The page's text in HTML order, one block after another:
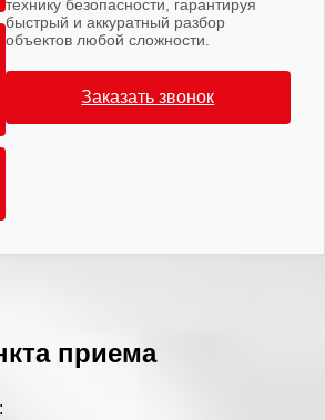
технику безопасности, гарантируя
быстрый и аккуратный разбор
объектов любой сложности.
Заказать звонок
приема